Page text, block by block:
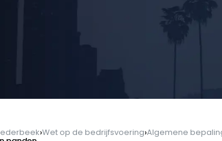
›Wet op de bedrijfsvoering›Algemene